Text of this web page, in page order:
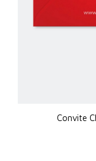
Convite